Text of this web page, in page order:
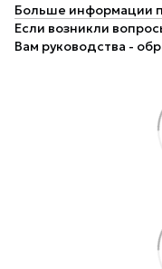
Больше информации
Если возникли
Вам руководства -